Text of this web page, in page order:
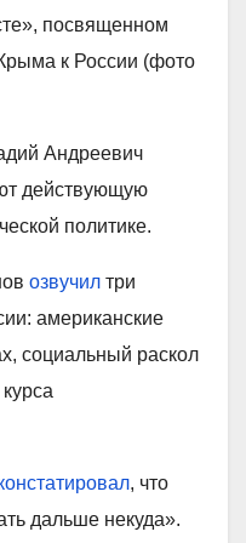
посвященном
к России (фото
Андреевич
действующую
политике.
озвучил три
американские
социальный раскол
, что
дальше некуда».